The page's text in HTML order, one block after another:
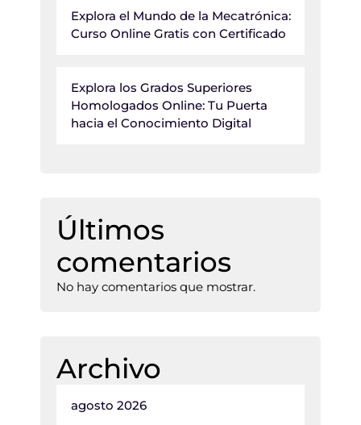
Explora el Mundo de la Mecatrónica:
Curso Online Gratis con Certificado
Explora los Grados Superiores
Homologados Online: Tu Puerta
hacia el Conocimiento Digital
Últimos
comentarios
No hay comentarios que mostrar.
Archivo
agosto 2026